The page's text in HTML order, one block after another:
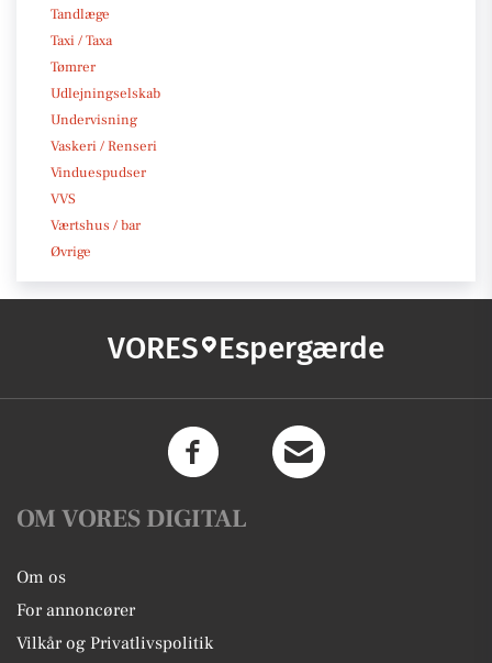
Tandlæge
Taxi / Taxa
Tømrer
Udlejningselskab
Undervisning
Vaskeri / Renseri
Vinduespudser
VVS
Værtshus / bar
Øvrige
VORES Espergærde
OM VORES DIGITAL
Om os
For annoncører
Vilkår og Privatlivspolitik